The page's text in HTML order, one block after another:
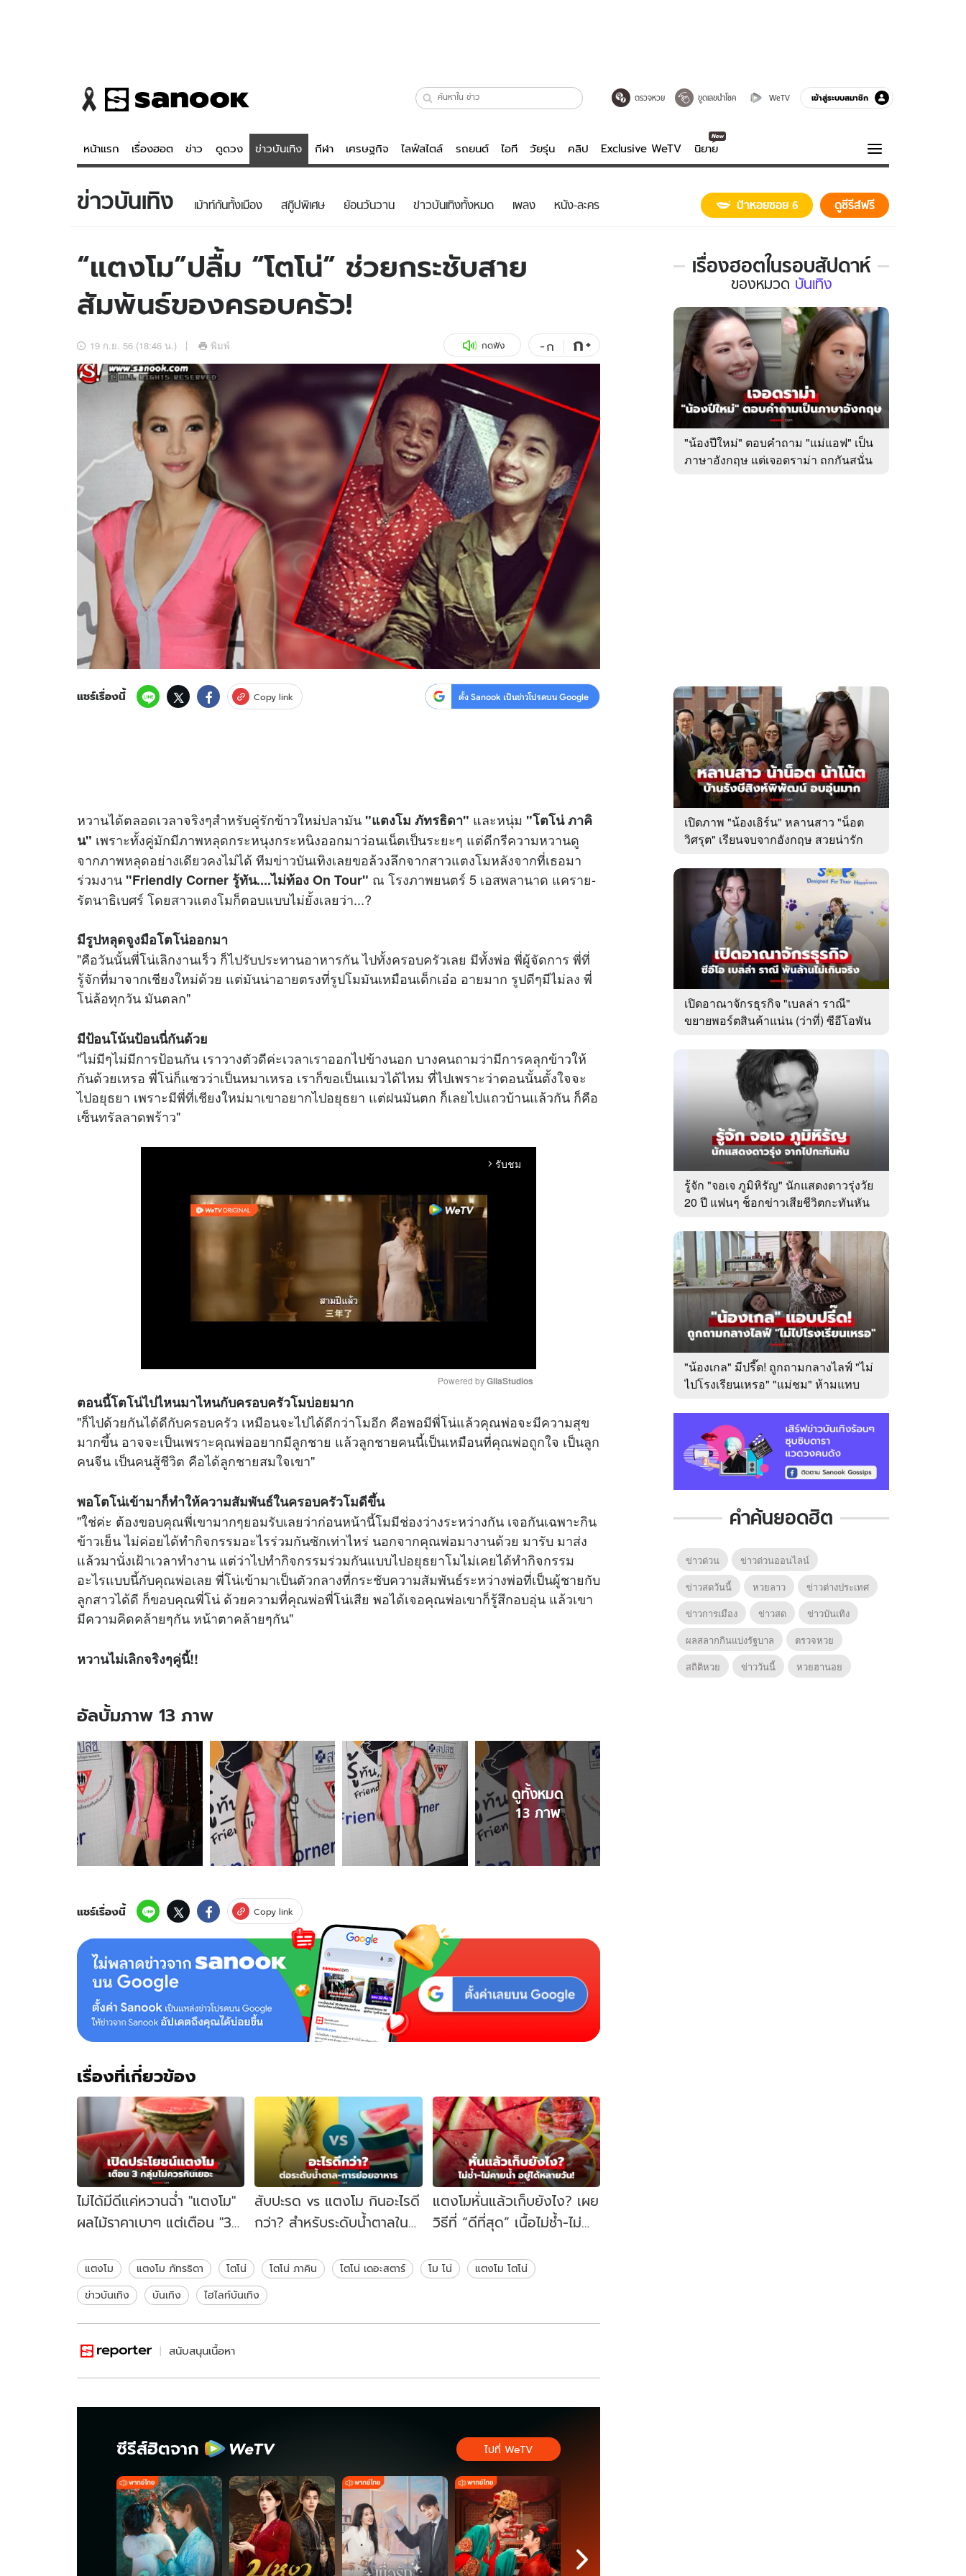
ตรวจหวย ขูดเลขนำโชค WeTV เข้าสู่ระบบสมาชิก
หน้าแรก เรื่องฮอต ข่าว ดูดวง ข่าวบันเทิง กีฬา เศรษฐกิจ ไลฟ์สไตล์ รถยนต์ ไอที วัยรุ่น คลิป Exclusive WeTV นิยาย
ข่าว
ข่าวบันเทิง
ข่าวกีฬา
ข่าวเศรษฐกิจ
อัปเดตจีน
เช็กข่าวชัวร์
ดูดวง - ตรวจหวย
สถิติหวยไทย
หวยลาว
ไลฟ์สไตล์
วัยรุ่น
สุขภาพ
เที่ยว-กิน
Tasteful Thailand
Sanook Choice
บันเทิงครบรส
ดูทีวี
WeTV
นิยาย
ความรู้รอบตัว
ฮาวทู
ดาวน์โหลดสนุกแอปฟรี ติดตามสนุกโซเชียลได้ที่
สงวนลิขสิทธิ์ © 2569 บริษัท อิมเมจ ฟิวเจอร์ (ประเทศไทย) จำกัด
ข่าวบันเทิง เม้าท์กันทั้งเมือง สกู๊ปพิเศษ ย้อนวันวาน ข่าวบันเทิงทั้งหมด เพลง หนัง-ละคร ป้าหอยซอย 6 ดูซีรีส์ฟรี
“แตงโม”ปลื้ม “โตโน่” ช่วยกระชับสาย
สัมพันธ์ของครอบครัว!
19 ก.ย. 56 (18:46 น.) พิมพ์ กดฟัง -ก ก+
แชร์เรื่องนี้ Copy link ตั้ง Sanook เป็นข่าวโปรดบน Google
หวานได้ตลอดเวลาจริงๆสำหรับคู่รักข้าวใหม่ปลามัน "แตงโม ภัทรธิดา" และหนุ่ม "โตโน่ ภาคิ
น" เพราะทั้งคู่มักมีภาพหลุดกระหนุงกระหนิงออกมาว่อนเน็ตเป็นระยะๆ แต่ดีกรีความหวานดู
จากภาพหลุดอย่างเดียวคงไม่ได้ ทีมข่าวบันเทิงเลยขอล้วงลึกจากสาวแตงโมหลังจากที่เธอมา
ร่วมงาน "Friendly Corner รู้ทัน....ไม่ท้อง On Tour" ณ โรงภาพยนตร์ 5 เอสพลานาด แคราย-
รัตนาธิเบศร์ โดยสาวแตงโมก็ตอบแบบไม่ยั้งเลยว่า...?
มีรูปหลุดจูงมือโตโน่ออกมา
"คือวันนั้นพี่โน่เลิกงานเร็ว ก็ไปรับประทานอาหารกัน ไปทั้งครอบครัวเลย มีทั้งพ่อ พี่ผู้จัดการ พี่ที่
รู้จักที่มาจากเชียงใหม่ด้วย แต่มันน่าอายตรงที่รูปโมมันเหมือนเด็กเอ๋อ อายมาก รูปดีๆมีไม่ลง พี่
โน่ล้อทุกวัน มันตลก"
มีป้อนโน้นป้อนนี่กันด้วย
"ไม่มีๆไม่มีการป้อนกัน เราวางตัวดีค่ะเวลาเราออกไปข้างนอก บางคนถามว่ามีการคลุกข้าวให้
กันด้วยเหรอ พี่โน่ก็แซวว่าเป็นหมาเหรอ เราก็ขอเป็นแมวได้ไหม ที่ไปเพราะว่าตอนนั้นตั้งใจจะ
ไปอยุธยา เพราะมีพี่ที่เชียงใหม่มาเขาอยากไปอยุธยา แต่ฝนมันตก ก็เลยไปแถวบ้านแล้วกัน ก็คือ
เซ็นทรัลลาดพร้าว"
arrow_forward_ios รับชม
M
u
Powered by GliaStudios
ตอนนี้โตโน่ไปไหนมาไหนกับครอบครัวโมบ่อยมาก
"ก็ไปด้วยกันได้ดีกับครอบครัว เหมือนจะไปได้ดีกว่าโมอีก คือพอมีพี่โน่แล้วคุณพ่อจะมีความสุข
มากขึ้น อาจจะเป็นเพราะคุณพ่ออยากมีลูกชาย แล้วลูกชายคนนี้เป็นเหมือนที่คุณพ่อถูกใจ เป็นลูก
คนจีน เป็นคนสู้ชีวิต คือได้ลูกชายสมใจเขา"
พอโตโน่เข้ามาก็ทำให้ความสัมพันธ์ในครอบครัวโมดีขึ้น
"ใช่ค่ะ ต้องขอบคุณพี่เขามากๆยอมรับเลยว่าก่อนหน้านี้โมมีช่องว่างระหว่างกัน เจอกันเฉพาะกิน
ข้าวเย็น ไม่ค่อยได้ทำกิจกรรมอะไรร่วมกันซักเท่าไหร่ นอกจากคุณพ่อมางานด้วย มารับ มาส่ง
แล้วมานั่งเฝ้าเวลาทำงาน แต่ว่าไปทำกิจกรรมร่วมกันแบบไปอยุธยาโมไม่เคยได้ทำกิจกรรม
อะไรแบบนี้กับคุณพ่อเลย พี่โน่เข้ามาเป็นตัวกลางที่กระชับความสัมพันธ์ระหว่างพ่อที่เป็นผู้ชายกับ
ลูกสาวได้ดี ก็ขอบคุณพี่โน่ ด้วยความที่คุณพ่อพี่โน่เสีย พอได้เจอคุณพ่อเขาก็รู้สึกอบอุ่น แล้วเขา
มีความคิดคล้ายๆกัน หน้าตาคล้ายๆกัน"
หวานไม่เลิกจริงๆคู่นี้!!
อัลบั้มภาพ 13 ภาพ
อัลบั้ม
ภาพ
13
ภาพ
ของ
“แตงโม”ปลื้ม
“โต
โน่”
ช่วย
สัมพันธ์
ครอบครัว!
ดูทั้งหมด
13 ภาพ
แชร์เรื่องนี้ Copy link
เรื่องที่เกี่ยวข้อง
ไม่ได้มีดีแค่หวานฉ่ำ "แตงโม"
ผลไม้ราคาเบาๆ แต่เตือน "3
สับปะรด vs แตงโม กินอะไรดี
กว่า? สำหรับระดับน้ำตาลใน
แตงโมหั่นแล้วเก็บยังไง? เผย
วิธีที่ “ดีที่สุด” เนื้อไม่ช้ำ-ไม่
แตงโม แตงโม ภัทรธิดา โตโน่ โตโน่ ภาคิน โตโน่ เดอะสตาร์ โม โน่
แตงโม โตโน่
ข่าวบันเทิง
บันเทิง ไฮไลท์บันเทิง
สนับสนุนเนื้อหา
ซีรีส์ฮิตจาก ไปที่ WeTV
เรื่องฮอตในรอบสัปดาห์
เรื่อง
ใน
รอบ
สัปดาห์
ของ
หมวด
บันเทิง
ของหมวด บันเทิง
"น้องปีใหม่" ตอบคำถาม "แม่แอฟ" เป็น
ภาษาอังกฤษ แต่เจอดราม่า ถกกันสนั่น
เปิดภาพ "น้องเอิร์น" หลานสาว "น็อต
วิศรุต" เรียนจบจากอังกฤษ สวยน่ารัก
เปิดอาณาจักรธุรกิจ "เบลล่า ราณี"
ขยายพอร์ตสินค้าแน่น (ว่าที่) ซีอีโอพัน
รู้จัก "จอเจ ภูมิหิรัญ" นักแสดงดาวรุ่งวัย
20 ปี แฟนๆ ช็อกข่าวเสียชีวิตกะทันหัน
"น้องเกล" มีปรี๊ด! ถูกถามกลางไลฟ์ "ไม่
ไปโรงเรียนเหรอ" "แม่ชม" ห้ามแทบ
คำค้นยอดฮิต
ข่าวด่วน
ข่าวด่วนออนไลน์
ข่าวสดวันนี้
หวยลาว
ข่าวต่างประเทศ
ข่าวการเมือง
ข่าวสด
ข่าวบันเทิง
ผลสลากกินแบ่งรัฐบาล
ตรวจหวย
สถิติหวย
ข่าววันนี้ หวยฮานอย